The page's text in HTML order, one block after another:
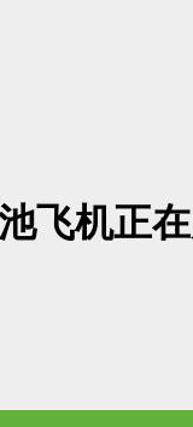
飞机正